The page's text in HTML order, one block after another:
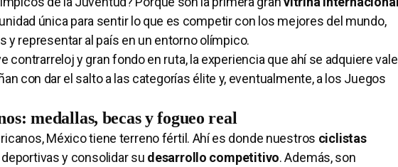
única para sentir lo que es competir con los mejores del mundo,
representar al país en un entorno olímpico.
y gran fondo en ruta, la experiencia que ahí se adquiere vale
con dar el salto a las categorías élite y, eventualmente, a los Juegos
medallas, becas y fogueo real
México tiene terreno fértil. Ahí es donde nuestros ciclistas
y consolidar su desarrollo competitivo. Además, son